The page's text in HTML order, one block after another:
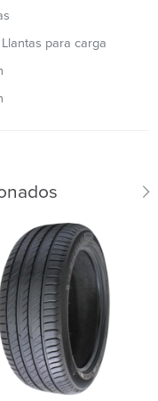
Llantas para carga